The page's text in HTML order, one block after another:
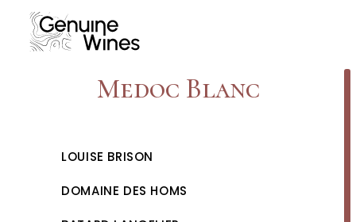
content
Medoc Blanc
LOUISE BRISON
DOMAINE DES HOMS